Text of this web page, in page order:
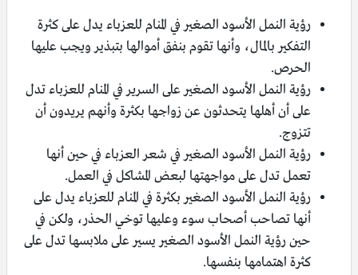
رؤية النمل الأسود الصغير في المنام للعزباء يدل على كثرة
التفكير بالمال، وأنها تقوم بنفق أموالها بتبذير ويجب عليها
الحرص.
رؤية النمل الأسود الصغير على السرير في المنام للعزباء تدل
على أن أهلها يتحدثون عن زواجها بكثرة وأنهم يريدون أن
تتزوج.
رؤية النمل الأسود الصغير في شعر العزباء في حين أنها
تعمل تدل على مواجهتها لبعض المشاكل في العمل.
رؤية النمل الأسود الصغير بكثرة في المنام للعزباء يدل على
أنها تصاحب أصحاب سوء وعليها توخي الحذر، ولكن في
حين رؤية النمل الأسود الصغير يسير على ملابسها تدل على
كثرة اهتمامها بنفسها.